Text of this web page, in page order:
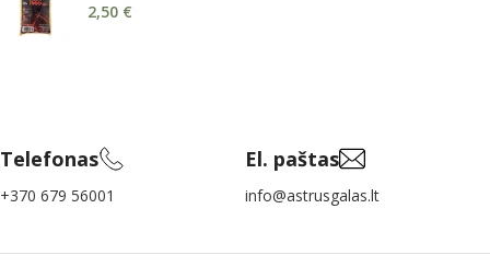
2,50 €
Telefonas
+370 679 56001
El. paštas
info@astrusgalas.lt